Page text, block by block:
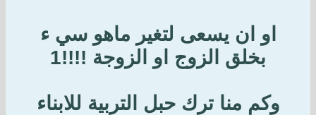
او ان يسعى لتغير ماهو سي ء
بخلق الزوج او الزوجة !!!!1
وكم منا ترك حبل التربية للابناء